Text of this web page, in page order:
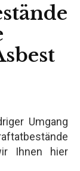
Umgang
Ihnen hier